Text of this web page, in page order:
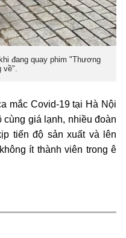
đang quay phim "Thương
về".
mắc Covid-19 tại Hà Nội
cùng giá lạnh, nhiều đoàn
tiến độ sản xuất và lên
ít thành viên trong ê